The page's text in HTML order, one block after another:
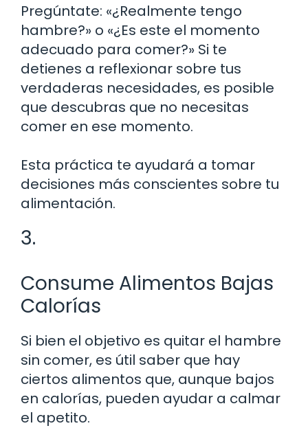
Pregúntate: «¿Realmente tengo
hambre?» o «¿Es este el momento
adecuado para comer?» Si te
detienes a reflexionar sobre tus
verdaderas necesidades, es posible
que descubras que no necesitas
comer en ese momento.
Esta práctica te ayudará a tomar
decisiones más conscientes sobre tu
alimentación.
3.
Consume Alimentos Bajas
Calorías
Si bien el objetivo es quitar el hambre
sin comer, es útil saber que hay
ciertos alimentos que, aunque bajos
en calorías, pueden ayudar a calmar
el apetito.